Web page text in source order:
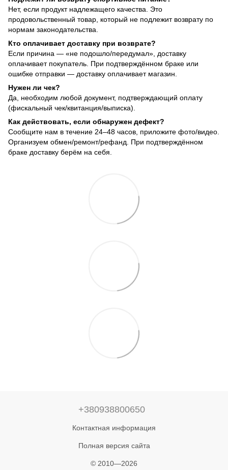
Нет, если продукт надлежащего качества. Это
продовольственный товар, который не подлежит возврату по
нормам законодательства.
Кто оплачивает доставку при возврате?
Если причина — «не подошло/передумал», доставку
оплачивает покупатель. При подтверждённом браке или
ошибке отправки — доставку оплачивает магазин.
Нужен ли чек?
Да, необходим любой документ, подтверждающий оплату
(фискальный чек/квитанция/выписка).
Как действовать, если обнаружен дефект?
Сообщите нам в течение 24–48 часов, приложите фото/видео.
Организуем обмен/ремонт/рефанд. При подтверждённом
браке доставку берём на себя.
+380938800650
Контактная информация
Полная версия сайта
© 2010—2026